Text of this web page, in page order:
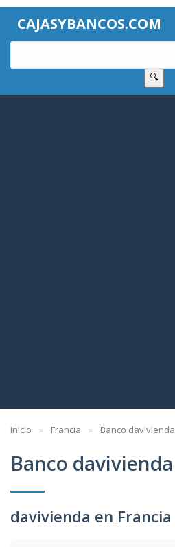
CAJASYBANCOS.COM
🔍
Inicio Francia Banco davivienda
Banco davivienda
davivienda en Francia